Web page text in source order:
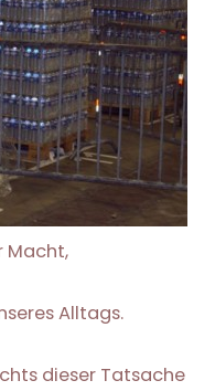
Macht,
Alltags.
dieser Tatsache